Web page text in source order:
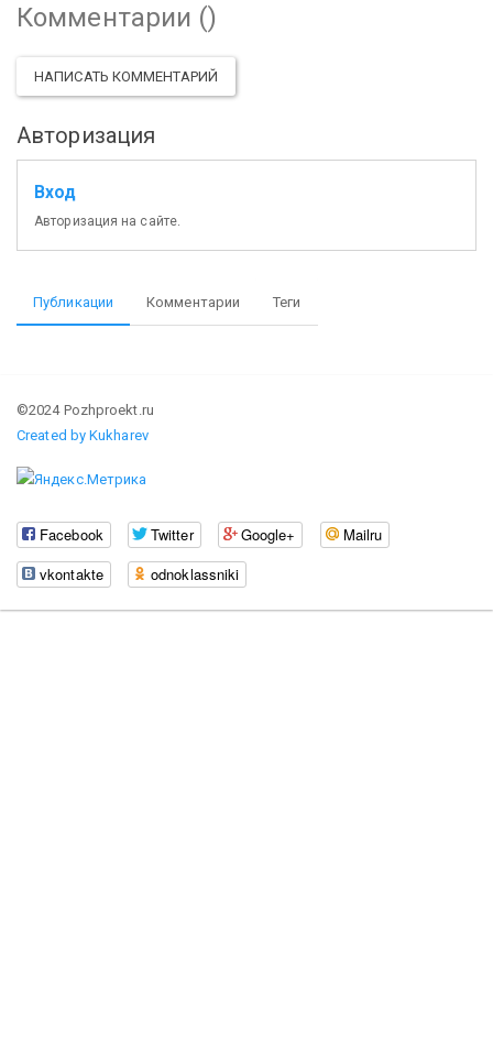
Комментарии ()
НАПИСАТЬ КОММЕНТАРИЙ
Авторизация
Вход
Авторизация на сайте.
Публикации Комментарии Теги
©2024 Pozhproekt.ru
Created by Kukharev
Facebook Twitter Google+
Mailru
vkontakte
odnoklassniki